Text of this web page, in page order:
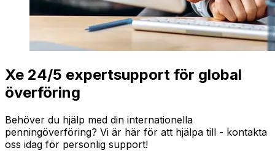
Xe 24/5 expertsupport för global
överföring
Behöver du hjälp med din internationella
penningöverföring? Vi är här för att hjälpa till - kontakta
oss idag för personlig support!